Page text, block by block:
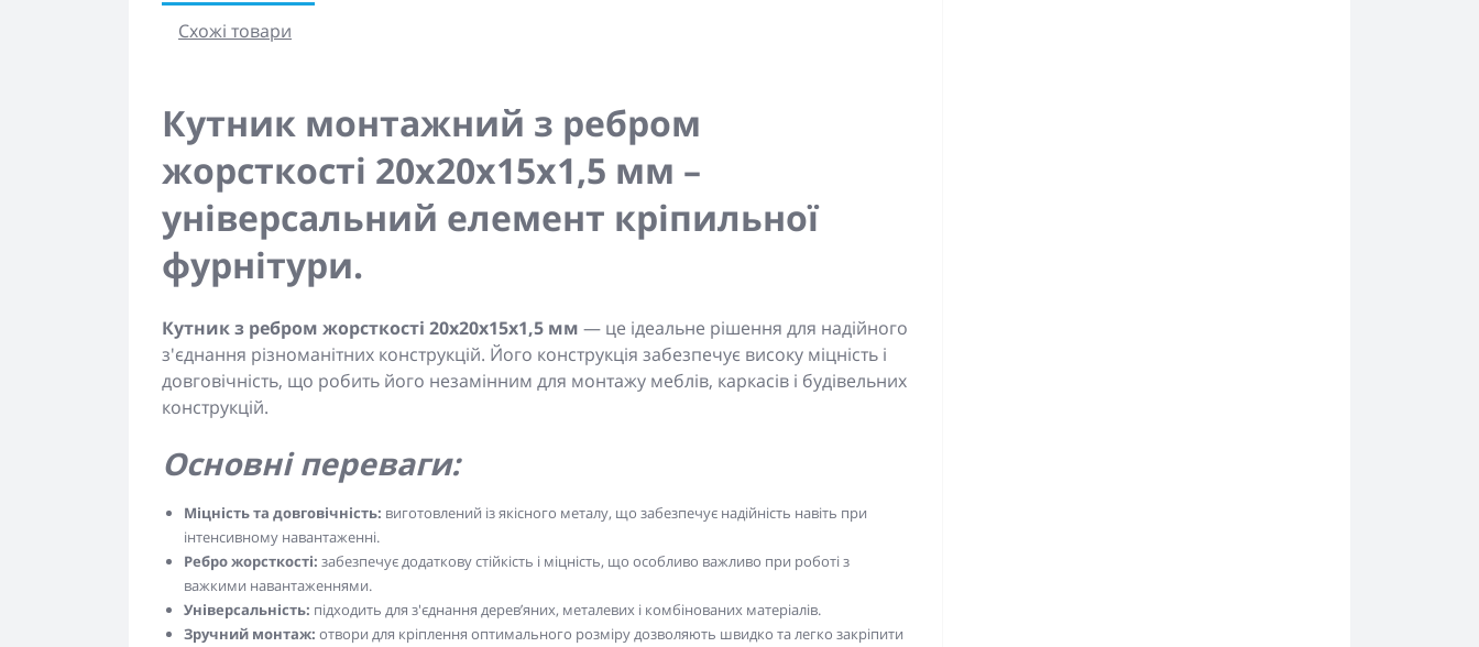
Схожі товари
Кутник монтажний з ребром
жорсткості 20x20x15x1,5 мм –
універсальний елемент кріпильної
фурнітури.
Кутник з ребром жорсткості 20x20x15x1,5 мм — це ідеальне рішення для надійного
з'єднання різноманітних конструкцій. Його конструкція забезпечує високу міцність і
довговічність, що робить його незамінним для монтажу меблів, каркасів і будівельних
конструкцій.
Основні переваги:
Міцність та довговічність: виготовлений із якісного металу, що забезпечує надійність навіть при
інтенсивному навантаженні.
Ребро жорсткості: забезпечує додаткову стійкість і міцність, що особливо важливо при роботі з
важкими навантаженнями.
Універсальність: підходить для з'єднання дерев’яних, металевих і комбінованих матеріалів.
Зручний монтаж: отвори для кріплення оптимального розміру дозволяють швидко та легко закріпити